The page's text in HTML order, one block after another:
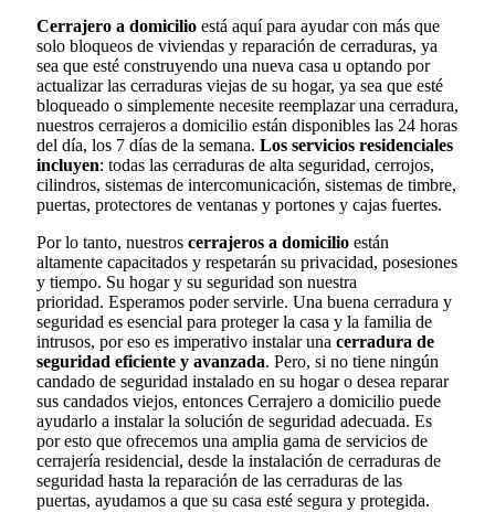
Cerrajero a domicilio está aquí para ayudar con más que
solo bloqueos de viviendas y reparación de cerraduras, ya
sea que esté construyendo una nueva casa u optando por
actualizar las cerraduras viejas de su hogar, ya sea que esté
bloqueado o simplemente necesite reemplazar una cerradura,
nuestros cerrajeros a domicilio están disponibles las 24 horas
del día, los 7 días de la semana. Los servicios residenciales
incluyen: todas las cerraduras de alta seguridad, cerrojos,
cilindros, sistemas de intercomunicación, sistemas de timbre,
puertas, protectores de ventanas y portones y cajas fuertes.
Por lo tanto, nuestros cerrajeros a domicilio están
altamente capacitados y respetarán su privacidad, posesiones
y tiempo. Su hogar y su seguridad son nuestra
prioridad. Esperamos poder servirle. Una buena cerradura y
seguridad es esencial para proteger la casa y la familia de
intrusos, por eso es imperativo instalar una cerradura de
seguridad eficiente y avanzada. Pero, si no tiene ningún
candado de seguridad instalado en su hogar o desea reparar
sus candados viejos, entonces Cerrajero a domicilio puede
ayudarlo a instalar la solución de seguridad adecuada. Es
por esto que ofrecemos una amplia gama de servicios de
cerrajería residencial, desde la instalación de cerraduras de
seguridad hasta la reparación de las cerraduras de las
puertas, ayudamos a que su casa esté segura y protegida.